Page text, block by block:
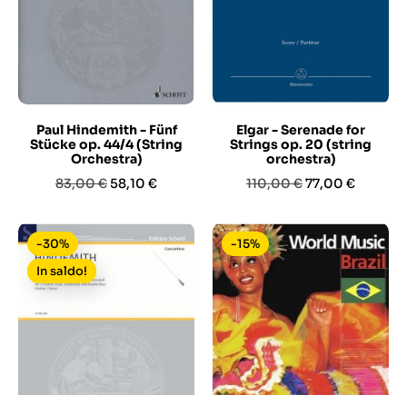
Paul Hindemith - Fünf
Stücke op. 44/4 (String
Orchestra)
Prezzo
83,00 €Prezzo
58,10 €
Elgar - Serenade for
Strings op. 20 (string
orchestra)
Prezzo
110,00 €Prezzo
77,00 €
-30%
In saldo!
-15%